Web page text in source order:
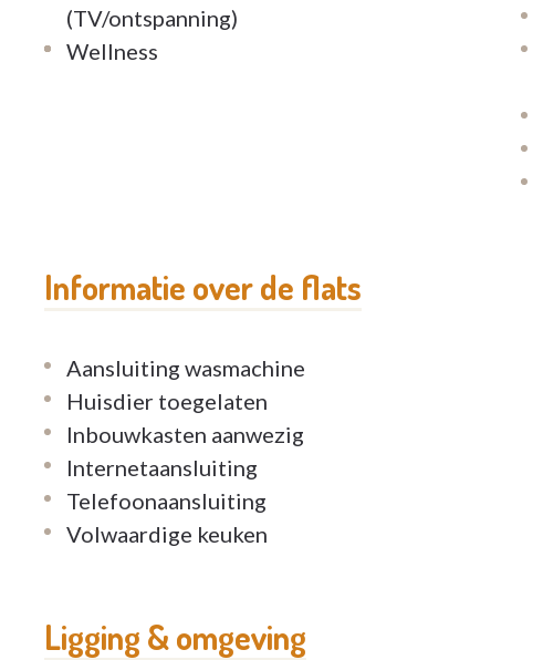
(TV/ontspanning)
Wellness
Informatie over de flats
Aansluiting wasmachine
Huisdier toegelaten
Inbouwkasten aanwezig
Internetaansluiting
Telefoonaansluiting
Volwaardige keuken
Ligging & omgeving